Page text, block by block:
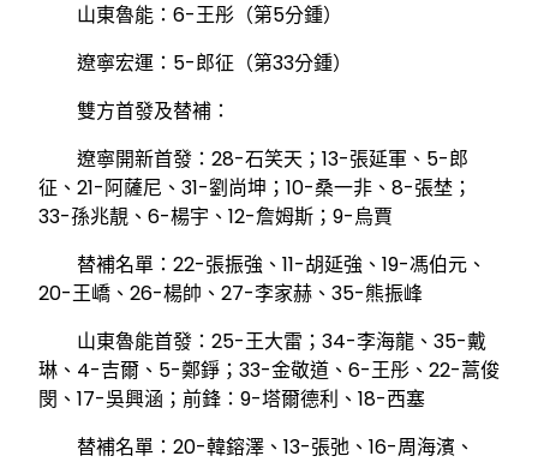
山東魯能：6-王彤（第5分鍾）
遼寧宏運：5-郎征（第33分鍾）
雙方首發及替補：
遼寧開新首發：28-石笑天；13-張延軍、5-郎
征、21-阿薩尼、31-劉尚坤；10-桑一非、8-張埜；
33-孫兆靚、6-楊宇、12-詹姆斯；9-烏賈
替補名單：22-張振強、11-胡延強、19-馮伯元、
20-王嶠、26-楊帥、27-李家赫、35-熊振峰
山東魯能首發：25-王大雷；34-李海龍、35-戴
琳、4-吉爾、5-鄭錚；33-金敬道、6-王彤、22-蒿俊
閔、17-吳興涵；前鋒：9-塔爾德利、18-西塞
替補名單：20-韓鎔澤、13-張弛、16-周海濱、